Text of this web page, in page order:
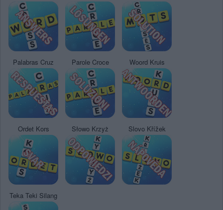
Palabras Cruz Parole Croce Woord Kruis
Ordet Kors Słowo Krzyż Slovo Křížek
Teka Teki Silang